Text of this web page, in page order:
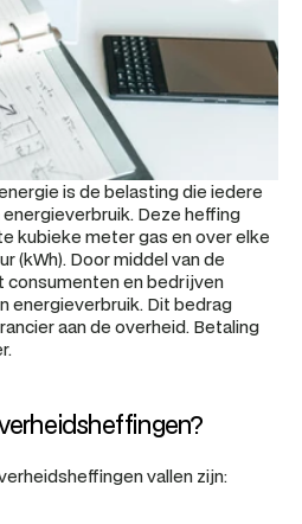
is de belasting die iedere
Deze heffing
kubieke meter gas en over elke
(kWh). Door middel van de
consumenten en bedrijven
energieverbruik. Dit bedrag
aan de overheid. Betaling
vallen zijn: